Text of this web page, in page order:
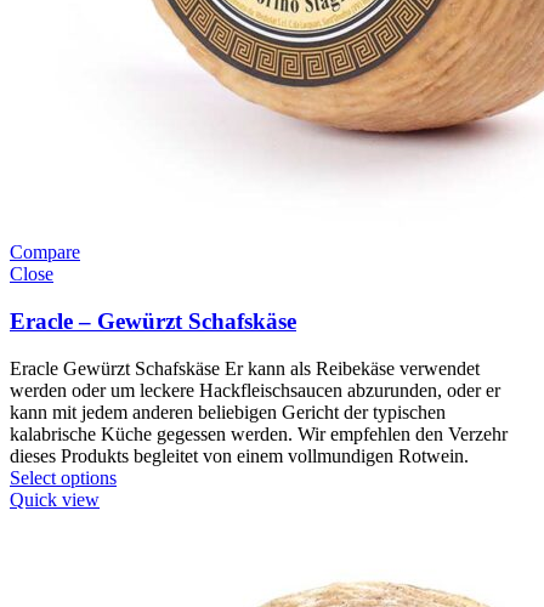
Compare
Close
Eracle – Gewürzt Schafskäse
Eracle Gewürzt Schafskäse Er kann als Reibekäse verwendet
werden oder um leckere Hackfleischsaucen abzurunden, oder er
kann mit jedem anderen beliebigen Gericht der typischen
kalabrische Küche gegessen werden. Wir empfehlen den Verzehr
dieses Produkts begleitet von einem vollmundigen Rotwein.
Select options
Quick view